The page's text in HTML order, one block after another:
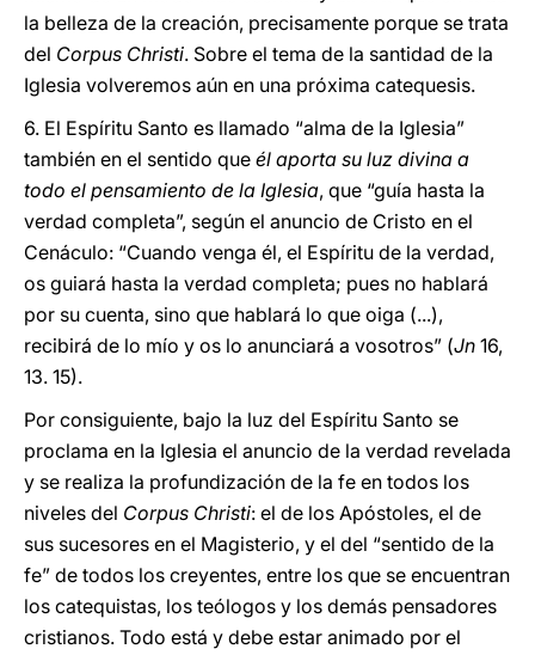
la belleza de la creación, precisamente porque se trata
del Corpus Christi. Sobre el tema de la santidad de la
Iglesia volveremos aún en una próxima catequesis.
6. El Espíritu Santo es llamado “alma de la Iglesia”
también en el sentido que él aporta su luz divina a
todo el pensamiento de la Iglesia, que “guía hasta la
verdad completa”, según el anuncio de Cristo en el
Cenáculo: “Cuando venga él, el Espíritu de la verdad,
os guiará hasta la verdad completa; pues no hablará
por su cuenta, sino que hablará lo que oiga (...),
recibirá de lo mío y os lo anunciará a vosotros” (Jn 16,
13. 15).
Por consiguiente, bajo la luz del Espíritu Santo se
proclama en la Iglesia el anuncio de la verdad revelada
y se realiza la profundización de la fe en todos los
niveles del Corpus Christi: el de los Apóstoles, el de
sus sucesores en el Magisterio, y el del “sentido de la
fe” de todos los creyentes, entre los que se encuentran
los catequistas, los teólogos y los demás pensadores
cristianos. Todo está y debe estar animado por el